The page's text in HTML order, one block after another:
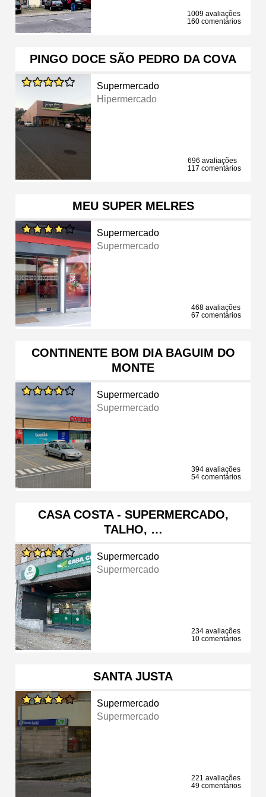
1009 avaliações
160 comentários
PINGO DOCE SÃO PEDRO DA COVA
Supermercado
Hipermercado
696 avaliações
117 comentários
MEU SUPER MELRES
Supermercado
Supermercado
468 avaliações
67 comentários
CONTINENTE BOM DIA BAGUIM DO
MONTE
Supermercado
Supermercado
394 avaliações
54 comentários
CASA COSTA - SUPERMERCADO,
TALHO, …
Supermercado
Supermercado
234 avaliações
10 comentários
SANTA JUSTA
Supermercado
Supermercado
221 avaliações
49 comentários